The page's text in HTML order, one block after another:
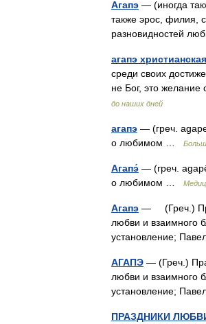
Агапэ — (иногда
также эрос, филия,
разновидностей
агапэ христианская
среди своих
не Бог, это
до наших дней
агапэ — (греч.
о любимом …
Агапэ́ — (греч.
о любимом …
Агапэ — (Греч.)
любви и взаимного
установление;
АГАПЭ — (Греч.)
любви и взаимного
установление;
ПРАЗДНИКИ